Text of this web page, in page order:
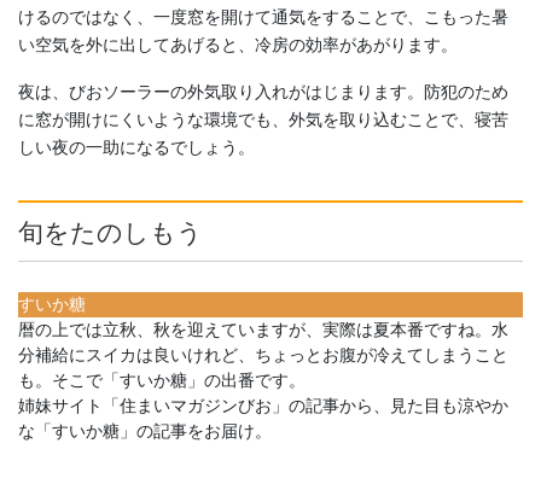
けるのではなく、一度窓を開けて通気をすることで、こもった暑
い空気を外に出してあげると、冷房の効率があがります。
夜は、びおソーラーの外気取り入れがはじまります。防犯のため
に窓が開けにくいような環境でも、外気を取り込むことで、寝苦
しい夜の一助になるでしょう。
旬をたのしもう
すいか糖
暦の上では立秋、秋を迎えていますが、実際は夏本番ですね。水
分補給にスイカは良いけれど、ちょっとお腹が冷えてしまうこと
も。そこで「すいか糖」の出番です。
姉妹サイト「住まいマガジンびお」の記事から、見た目も涼やか
な「すいか糖」の記事をお届け。